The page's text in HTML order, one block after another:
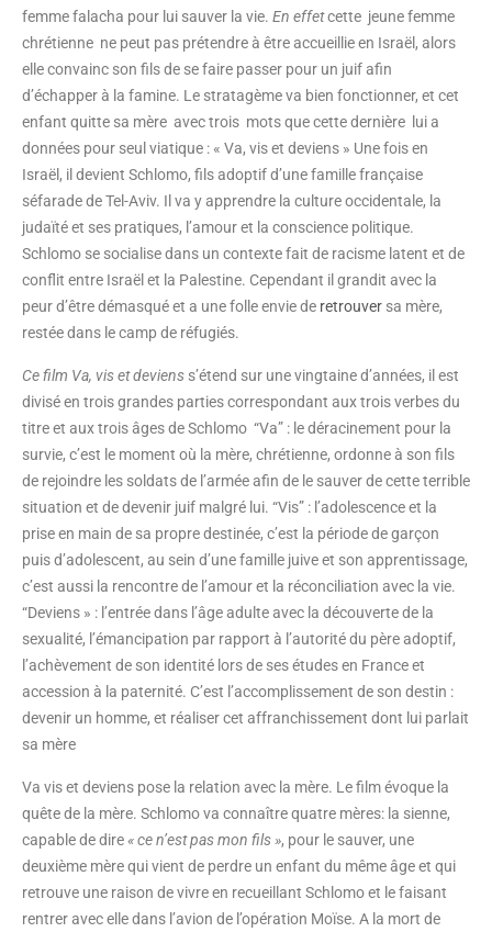
femme falacha pour lui sauver la vie. En effetcette jeune femme
chrétienne ne peut pas prétendre à être accueillie en Israël, alors
elle convainc son fils de se faire passer pour un juif afin
d’échapper à la famine. Le stratagème va bien fonctionner, et cet
enfant quitte sa mère avec trois mots que cette dernière lui a
données pour seul viatique : « Va, vis et deviens » Une fois en
Israël, il devient Schlomo, fils adoptif d’une famille française
séfarade de Tel-Aviv. Il va y apprendre la culture occidentale, la
judaïté et ses pratiques, l’amour et la conscience politique.
Schlomo se socialise dans un contexte fait de racisme latent et de
conflit entre Israël et la Palestine. Cependant il grandit avec la
peur d’être démasqué et a une folle envie de retrouver sa mère,
restée dans le camp de réfugiés.
Ce film Va, vis et deviens s’étend sur une vingtaine d’années, il est
divisé en trois grandes parties correspondant aux trois verbes du
titre et aux trois âges de Schlomo “Va” : le déracinement pour la
survie, c’est le moment où la mère, chrétienne, ordonne à son fils
de rejoindre les soldats de l’armée afin de le sauver de cette terrible
situation et de devenir juif malgré lui. “Vis” : l’adolescence et la
prise en main de sa propre destinée, c’est la période de garçon
puis d’adolescent, au sein d’une famille juive et son apprentissage,
c’est aussi la rencontre de l’amour et la réconciliation avec la vie.
“Deviens » : l’entrée dans l’âge adulte avec la découverte de la
sexualité, l’émancipation par rapport à l’autorité du père adoptif,
l’achèvement de son identité lors de ses études en France et
accession à la paternité. C’est l’accomplissement de son destin :
devenir un homme, et réaliser cet affranchissement dont lui parlait
sa mère
Va vis et deviens pose la relation avec la mère. Le film évoque la
quête de la mère. Schlomo va connaître quatre mères: la sienne,
capable de dire« ce n’estpas mon fils », pour le sauver, une
deuxième mère qui vient de perdre un enfant du même âge et qui
retrouve une raison de vivre en recueillant Schlomo et le faisant
rentrer avec elle dans l’avion de l’opération Moïse. A la mort de